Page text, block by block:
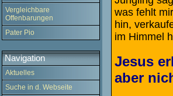
Vergleichbare
Offenbarungen
Pater Pio
Navigation
Aktuelles
Suche in d. Webseite
was fehlt
hin,
im Himmel
Jesus
aber